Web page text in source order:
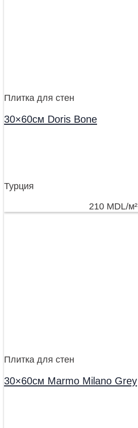
Плитка для стен
30×60см Doris Bone
Турция
210 MDL/м²
Плитка для стен
30×60см Marmo Milano Grey